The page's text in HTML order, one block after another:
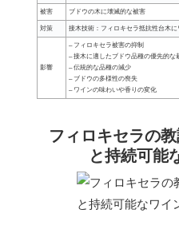
被害 ブドウの木に壊滅的な被害
対策 接木技術：フィロキセラ抵抗性台木
影響
– フィロキセラ被害の抑制
– 接木に適したブドウ品種の優先的な
– 伝統的な品種の減少
– ブドウの多様性の喪失
– ワインの味わいや香りの変化
フィロキセラの
と持続可能